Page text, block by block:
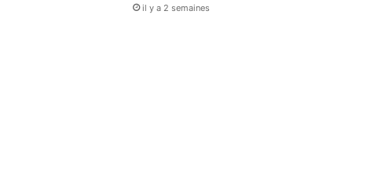
il y a 2 semaines